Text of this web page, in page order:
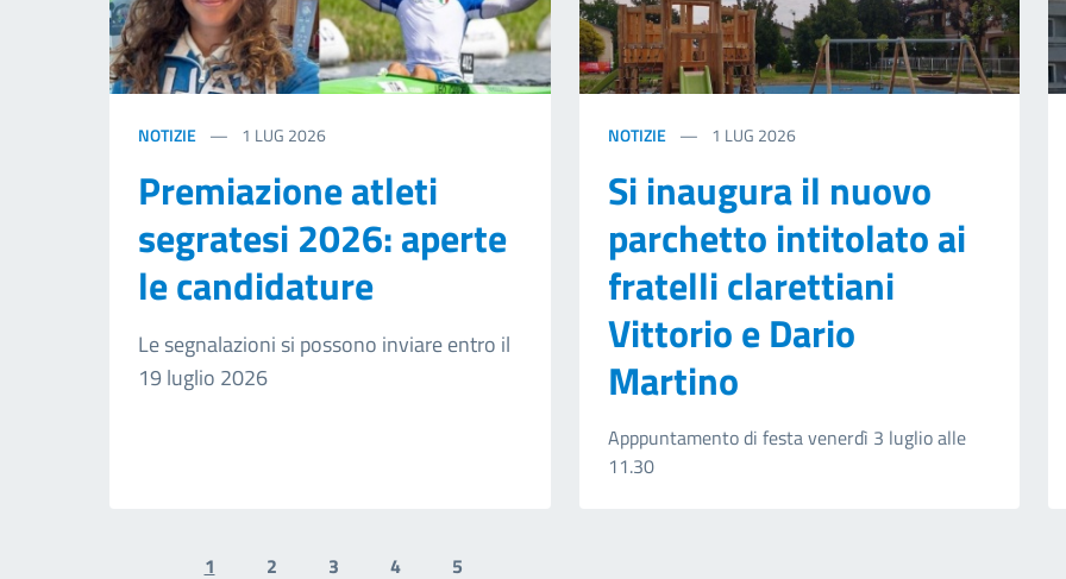
NOTIZIE 1 LUG 2026
Premiazione atleti
segratesi 2026: aperte
le candidature
Le segnalazioni si possono inviare entro il
19 luglio 2026
NOTIZIE 1 LUG 2026
Si inaugura il nuovo
parchetto intitolato ai
fratelli clarettiani
Vittorio e Dario
Martino
Apppuntamento di festa venerdì 3 luglio alle
11.30
1 2 3 4 5